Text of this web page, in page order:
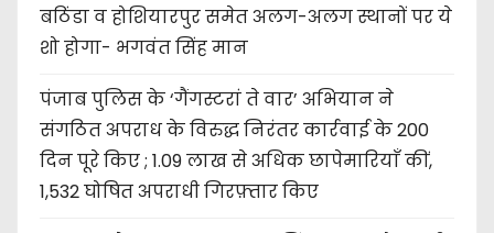
बठिंडा व होशियारपुर समेत अलग-अलग स्थानों पर ये
शो होगा- भगवंत सिंह मान
पंजाब पुलिस के ‘गैंगस्टरां ते वार’ अभियान ने
संगठित अपराध के विरुद्ध निरंतर कार्रवाई के 200
दिन पूरे किए ; 1.09 लाख से अधिक छापेमारियाँ कीं,
1,532 घोषित अपराधी गिरफ़्तार किए